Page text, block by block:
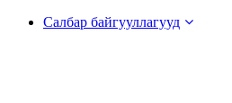
Салбар байгууллагууд